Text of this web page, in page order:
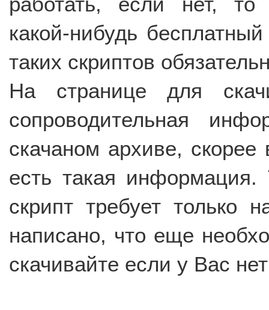
какой-нибудь
таких скриптов
На странице для
сопроводительная
скачаном архиве, скорее
есть такая
скрипт требует только
написано, что еще
скачивайте если у Вас